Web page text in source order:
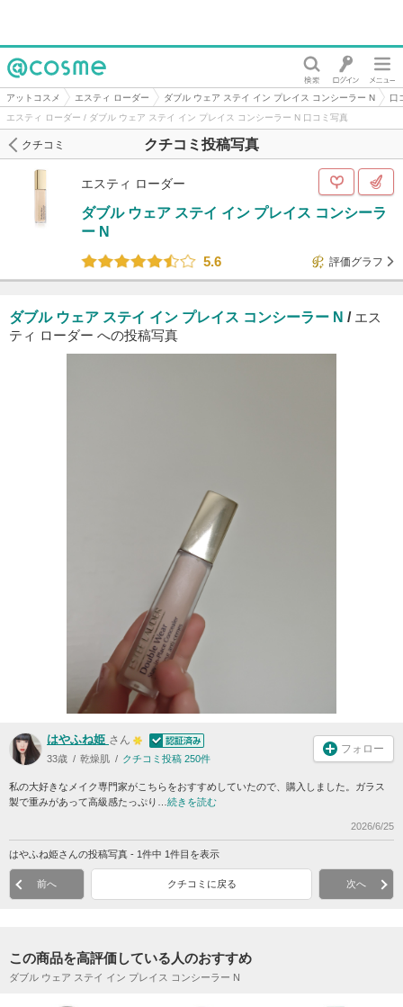
@cosme
アットコスメ エスティ ローダー ダブル ウェア ステイ イン プレイス コンシーラー N
口
エスティ ローダー / ダブル ウェア ステイ イン プレイス コンシーラー N 口コミ写真
クチコミ投稿写真
クチコミ
エスティ ローダー
ダブル ウェア ステイ イン プレイス コンシーラ
ー N
5.6
評価グラフ
ダブル ウェア ステイ イン プレイス コンシーラー N / エス
ティ ローダー への投稿写真
はやふね姫 さん
33歳 乾燥肌 クチコミ投稿 250件
フォロー
私の大好きなメイク専門家がこちらをおすすめしていたので、購入しました。ガラス
製で重みがあって高級感たっぷり… 続きを読む
2026/6/25
はやふね姫さんの投稿写真 - 1件中 1件目を表示
前へ クチコミに戻る 次へ
この商品を高評価している人のおすすめ
ダブル ウェア ステイ イン プレイス コンシーラー N